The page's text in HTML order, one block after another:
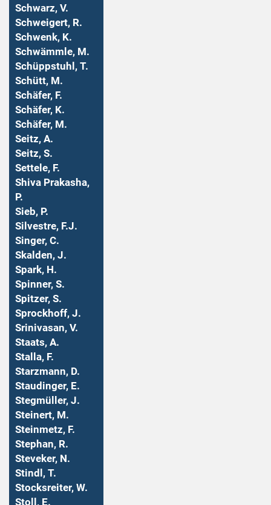
Schwarz, V.
Schweigert, R.
Schwenk, K.
Schwämmle, M.
Schüppstuhl, T.
Schütt, M.
Schäfer, F.
Schäfer, K.
Schäfer, M.
Seitz, A.
Seitz, S.
Settele, F.
Shiva Prakasha,
P.
Sieb, P.
Silvestre, F.J.
Singer, C.
Skalden, J.
Spark, H.
Spinner, S.
Spitzer, S.
Sprockhoff, J.
Srinivasan, V.
Staats, A.
Stalla, F.
Starzmann, D.
Staudinger, E.
Stegmüller, J.
Steinert, M.
Steinmetz, F.
Stephan, R.
Steveker, N.
Stindl, T.
Stocksreiter, W.
Stoll, E.